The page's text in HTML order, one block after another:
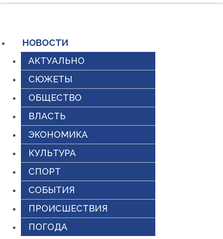
содержимому
НОВОСТИ
АКТУАЛЬНО
СЮЖЕТЫ
ОБЩЕСТВО
ВЛАСТЬ
ЭКОНОМИКА
КУЛЬТУРА
СПОРТ
СОБЫТИЯ
ПРОИСШЕСТВИЯ
ПОГОДА